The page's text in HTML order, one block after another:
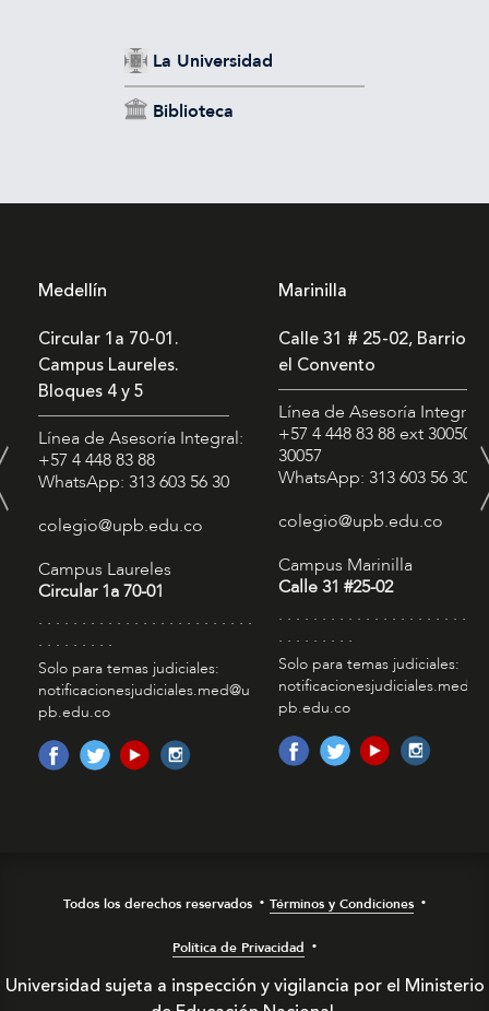
La Universidad
Biblioteca
Medellín
Circular 1a 70-01.
Campus Laureles.
Bloques 4 y 5
Línea de Asesoría Integral:
+57 4 448 83 88
WhatsApp: 313 603 56 30
colegio@upb.edu.co
Campus Laureles
Circular 1a 70-01
. . . . . . . . . . . . . . . . . . . . . . . . .
. . . . . . . . .
Solo para temas judiciales:
notificacionesjudiciales.med@u
pb.edu.co
Marinilla
Calle 31 # 25-02, Barrio
el Convento
Línea de Asesoría Integral:
+57 4 448 83 88ext 30050 -
30057
WhatsApp: 313 603 56 30
colegio@upb.edu.co
Campus Marinilla
Calle 31 #25-02
. . . . . . . . . . . . . . . . . . . . . . . .
. . . . . . . . .
Solo para temas judiciales:
notificacionesjudiciales.med@u
pb.edu.co
Todos los derechos reservados Términos y Condiciones
Política de Privacidad
Universidad sujeta a inspección y vigilancia por el Ministerio